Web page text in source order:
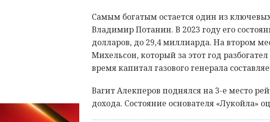
Самым богатым остается один из
Владимир Потанин. В 2023 году его
долларов, до 29,4 миллиарда. На втором
Михельсон, который за этот год
время капитал газового генерала
Вагит Алекперов поднялся на 3-е место
дохода. Состояние основателя «Лукойла»